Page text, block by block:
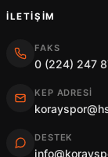
İLETIŞIM
FAKS
0 (224) 247
KEP ADRESI
DESTEK